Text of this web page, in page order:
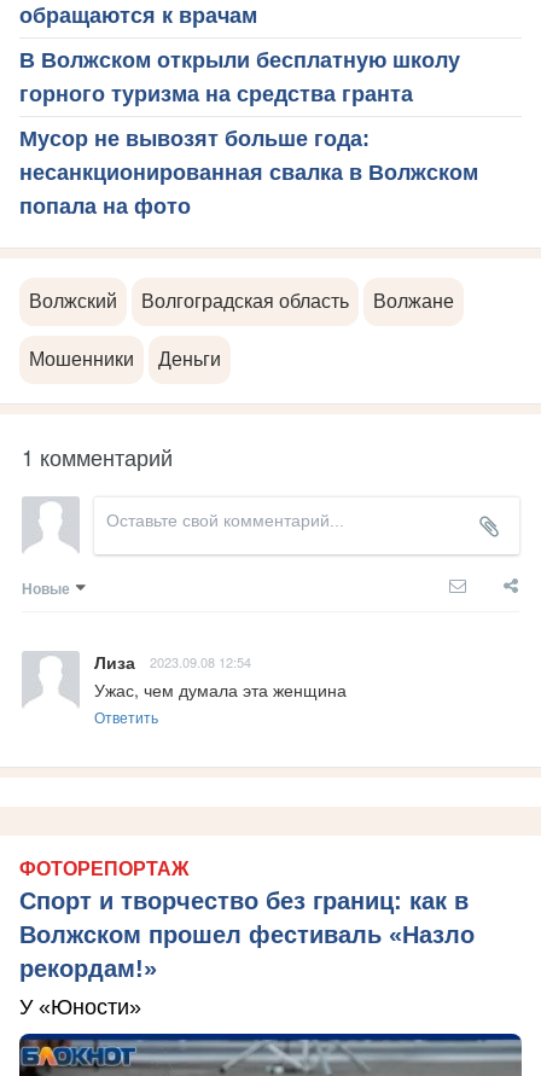
обращаются к врачам
В Волжском открыли бесплатную школу
горного туризма на средства гранта
Мусор не вывозят больше года:
несанкционированная свалка в Волжском
попала на фото
Волжский Волгоградская область Волжане
Мошенники Деньги
1 комментарий
Новые
Лиза 2023.09.08 12:54
Ужас, чем думала эта женщина
Ответить
ФОТОРЕПОРТАЖ
Спорт и творчество без границ: как в
Волжском прошел фестиваль «Назло
рекордам!»
У «Юности»